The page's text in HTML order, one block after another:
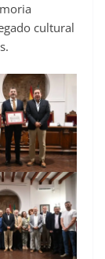
cultural